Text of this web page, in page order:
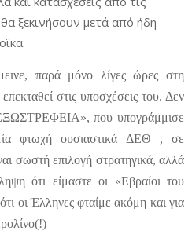
ξεκινήσουν μετά από ήδη
παρά μόνο λίγες ώρες στη
στις υποσχέσεις του. Δεν
που υπογράμμισε
μία φτωχή ουσιαστικά ΔΕΘ , σε
σωστή επιλογή στρατηγικά, αλλά
ότι είμαστε οι «Εβραίοι του
οι Έλληνες φταίμε ακόμη και για